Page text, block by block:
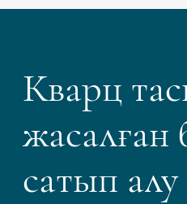
Кварц
сатып алу